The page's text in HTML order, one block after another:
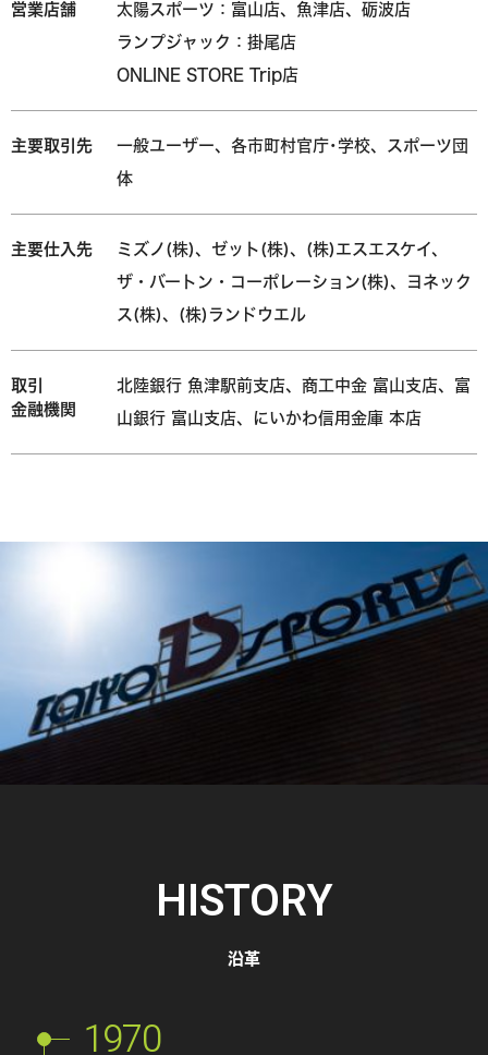
営業店舗
太陽スポーツ：富山店、魚津店、砺波店
ランプジャック：掛尾店
ONLINE STORE Trip店
主要取引先
一般ユーザー、各市町村官庁･学校、スポーツ団
体
主要仕入先
ミズノ(株)、ゼット(株)、(株)エスエスケイ、
ザ・バートン・コーポレーション(株)、
ヨネック
ス(株)、(株)ランドウエル
取引
金融機関
北陸銀行 魚津駅前支店、商工中金 富山支店、富
山銀行 富山支店、にいかわ信用金庫 本店
HISTORY
沿革
1970